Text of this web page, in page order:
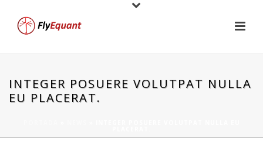
INTEGER POSUERE VOLUTPAT NULLA
EU PLACERAT.